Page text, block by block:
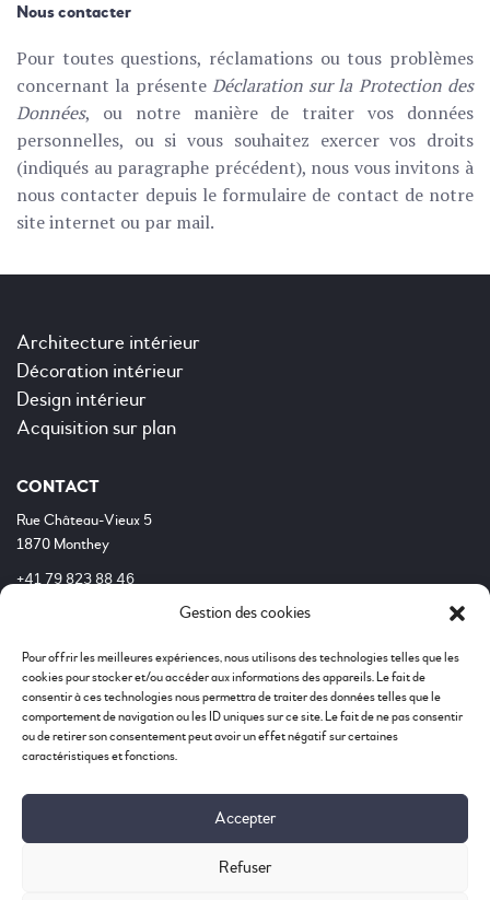
Gestion des cookies
Pour offrir les meilleures expériences, nous utilisons des technologies telles que les
cookies pour stocker et/ou accéder aux informations des appareils. Le fait de
consentir à ces technologies nous permettra de traiter des données telles que le
comportement de navigation ou les ID uniques sur ce site. Le fait de ne pas consentir
ou de retirer son consentement peut avoir un effet négatif sur certaines
caractéristiques et fonctions.
Accepter
Refuser
Nous contacter
Pour toutes questions, réclamations ou tous problèmes
concernant la présente Déclaration sur la Protection des
Données, ou notre manière de traiter vos données
personnelles, ou si vous souhaitez exercer vos droits
(indiqués au paragraphe précédent), nous vous invitons à
nous contacter depuis le formulaire de contact de notre
site internet ou par mail.
Architecture intérieur
Décoration intérieur
Design intérieur
Acquisition sur plan
CONTACT
Rue Château-Vieux 5
1870 Monthey
+41 79 823 88 46
info@cdlpdesigndinterieur.ch
Mentions légales
Protection des données
HEURES D’OUVERTURES
(fermé le mercredi)